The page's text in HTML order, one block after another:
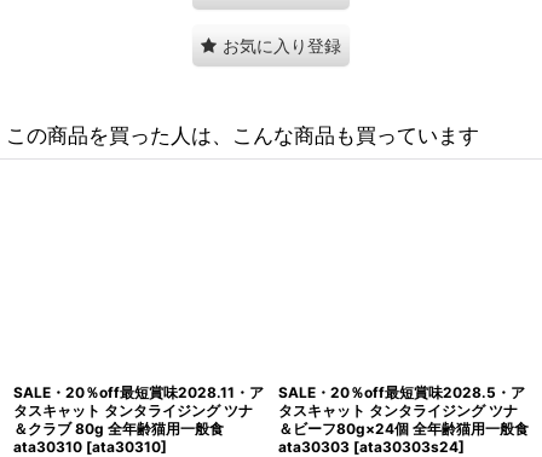
お気に入り登録
この商品を買った人は、こんな商品も買っています
SALE・20％off最短賞味2028.5・ア
タスキャット タンタライジング ツナ
＆サーモン80g 全年齢猫用一般食
ata30327 [ata30327]
SALE・20％off最短賞味2028.12・
アタスキャット タンタライジング ツ
ナ＆シーブリーム 80g 全年齢猫用一
般食ata30372 [ata30372]